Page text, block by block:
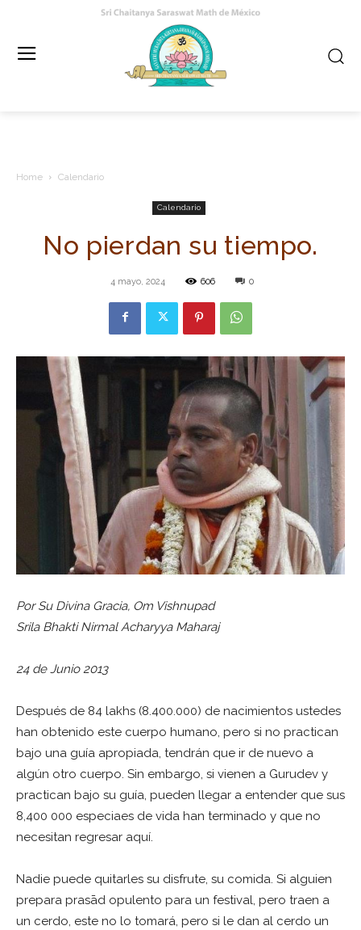
Home Calendario
Calendario
No pierdan su tiempo.
4 mayo, 2024 606 0
Por Su Divina Gracia, Om Vishnupad
Srila Bhakti Nirmal Acharyya Maharaj
24 de Junio 2013
Después de 84 lakhs (8.400.000) de nacimientos ustedes
han obtenido este cuerpo humano, pero si no practican
bajo una guía apropiada, tendrán que ir de nuevo a
algún otro cuerpo. Sin embargo, si vienen a Gurudev y
practican bajo su guía, pueden llegar a entender que sus
8,400 000 especiaes de vida han terminado y que no
necesitan regresar aquí.
Nadie puede quitarles su disfrute, su comida. Si alguien
prepara prasād opulento para un festival, pero traen a
un cerdo, este no lo tomará, pero si le dan al cerdo un